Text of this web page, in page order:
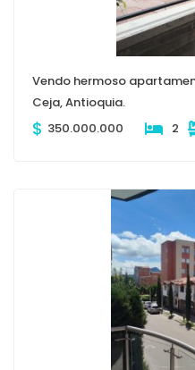
Vendo hermoso
Ceja, Antioquia.
$ 350.000.000 2